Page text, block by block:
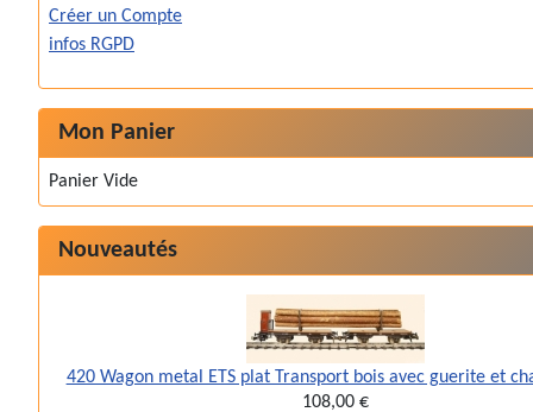
Créer un Compte
infos RGPD
Mon Panier
Panier Vide
Nouveautés
420 Wagon metal ETS plat Transport bois avec guerite et
108,00 €